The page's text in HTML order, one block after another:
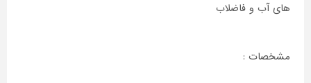
های آب و فاضلاب
مشخصات :